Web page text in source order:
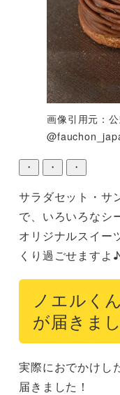
画像引用元：
・ ・ ・
サラダセット・サ
で、いろいろなシ
オリジナルスイー
ノエルく
が届きま
実際におでかけし
届きました！